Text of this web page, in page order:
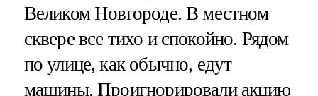
Великом Новгороде. В местном
сквере все тихо и спокойно. Рядом
по улице, как обычно, едут
машины. Проигнорировали акцию